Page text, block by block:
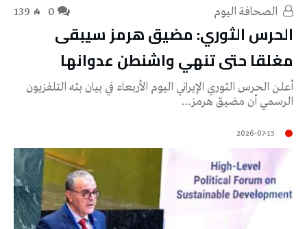
139
الحرس الثوري: مضيق هرمز سيبقى
مغلقا حتى تنهي واشنطن عدوانها
أعلن الحرس الثوري الإيراني اليوم الأربعاء في بيان بثه التلفزيون
الرسمي أن مضيق هرمز…
2026-07-15